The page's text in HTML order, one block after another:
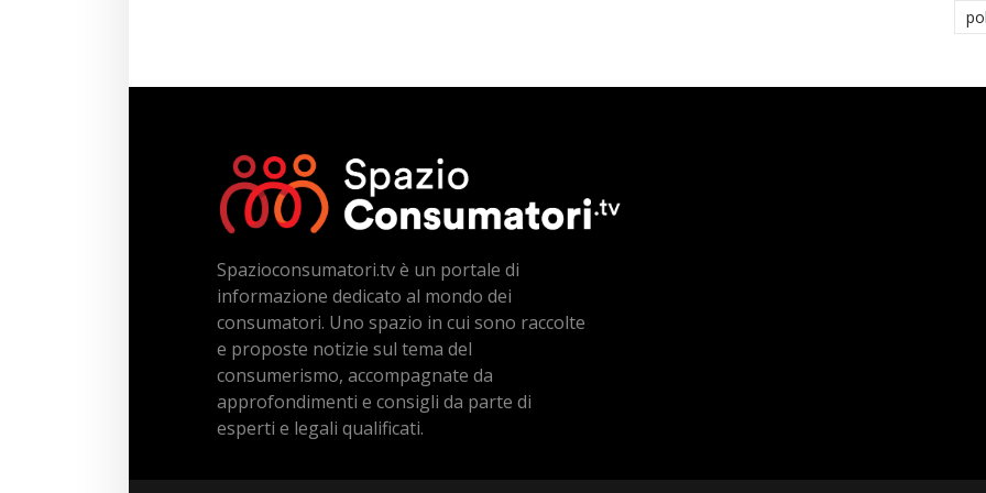
Spazioconsumatori.tv è un portale di
informazione dedicato al mondo dei
consumatori. Uno spazio in cui sono raccolte
e proposte notizie sul tema del
consumerismo, accompagnate da
approfondimenti e consigli da parte di
esperti e legali qualificati.